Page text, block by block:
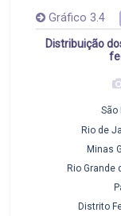
Gráfico 3.4
Distribuição
Distrito
Rio Grande
Minas
Rio de
São